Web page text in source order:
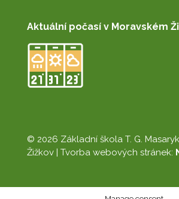
Aktuální počasí v Moravském
© 2026 Základní škola T. G.
Žižkov | Tvorba webových stránek: